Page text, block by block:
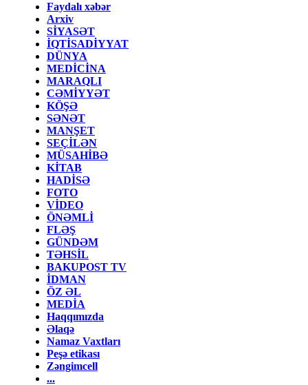
Faydalı xəbər
Arxiv
SİYASƏT
İQTİSADİYYAT
DÜNYA
MEDİCİNA
MARAQLI
CƏMİYYƏT
KÖŞƏ
SƏNƏT
MANŞET
SEÇİLƏN
MÜSAHİBƏ
KİTAB
HADİSƏ
FOTO
VİDEO
ÖNƏMLİ
FLƏŞ
GÜNDƏM
TƏHSİL
BAKUPOST TV
İDMAN
ÖZ ƏL
MEDİA
Haqqımızda
Əlaqə
Namaz Vaxtları
Peşə etikası
Zəngimcell
...